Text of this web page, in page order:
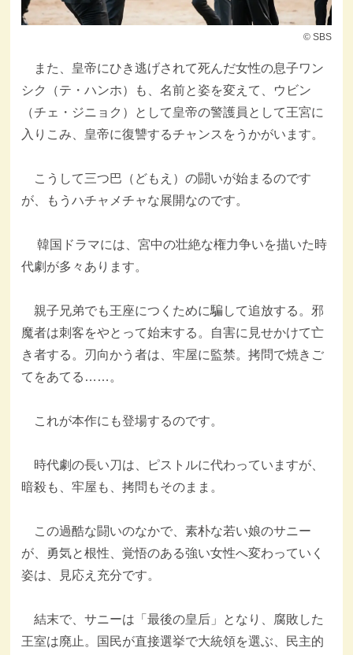
© SBS
また、皇帝にひき逃げされて死んだ女性の息子ワン
シク（テ・ハンホ）も、名前と姿を変えて、ウビン
（チェ・ジニョク）として皇帝の警護員として王宮に
入りこみ、皇帝に復讐するチャンスをうかがいます。
こうして三つ巴（どもえ）の闘いが始まるのです
が、もうハチャメチャな展開なのです。
韓国ドラマには、宮中の壮絶な権力争いを描いた時
代劇が多々あります。
親子兄弟でも王座につくために騙して追放する。邪
魔者は刺客をやとって始末する。自害に見せかけて亡
き者する。刃向かう者は、牢屋に監禁。拷問で焼きご
てをあてる……。
これが本作にも登場するのです。
時代劇の長い刀は、ピストルに代わっていますが、
暗殺も、牢屋も、拷問もそのまま。
この過酷な闘いのなかで、素朴な若い娘のサニー
が、勇気と根性、覚悟のある強い女性へ変わっていく
姿は、見応え充分です。
結末で、サニーは「最後の皇后」となり、腐敗した
王室は廃止。国民が直接選挙で大統領を選ぶ、民主的